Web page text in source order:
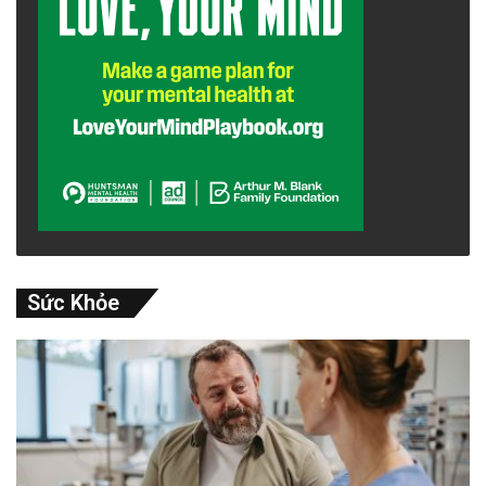
advertisement
Một nghiên cứu được công bố trên The
Sức Khỏe